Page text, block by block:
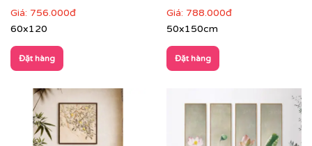
Giá: 756.000đ
60x120
Đặt hàng
Giá: 788.000đ
50x150cm
Đặt hàng